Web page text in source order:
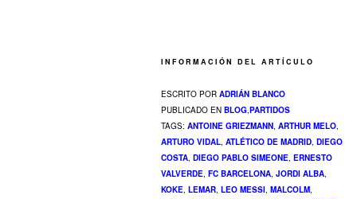
INFORMACIÓN DEL ARTÍCULO
ESCRITO POR ADRIÁN BLANCO
PUBLICADO EN BLOG,PARTIDOS
TAGS: ANTOINE GRIEZMANN, ARTHUR MELO,
ARTURO VIDAL, ATLÉTICO DE MADRID, DIEGO
COSTA, DIEGO PABLO SIMEONE, ERNESTO
VALVERDE, FC BARCELONA, JORDI ALBA,
KOKE, LEMAR, LEO MESSI, MALCOLM,